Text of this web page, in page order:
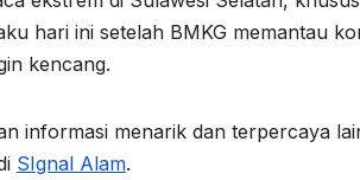
hari ini setelah BMKG memantau
kencang.
informasi menarik dan terpercaya
SIgnal Alam.